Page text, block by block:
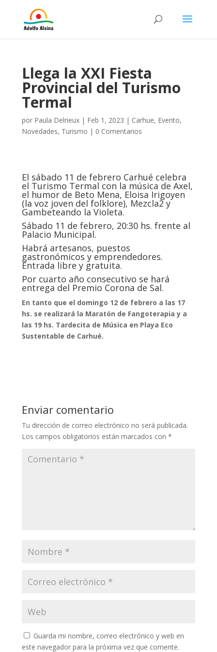
Llega la XXI Fiesta
Provincial del Turismo
Termal
por Paula Delrieux| Feb 1, 2023 | Carhue, Evento,
Novedades, Turismo | 0 Comentarios
El sábado 11 de febrero Carhué celebra
el Turismo Termal con la música de Axel,
el humor de Beto Mena, Eloisa Irigoyen
(la voz joven del folklore), Mezcla2 y
Gambeteando la Violeta.
Sábado 11 de febrero, 20:30 hs. frente al
Palacio Municipal.
Habrá artesanos, puestos
gastronómicos y emprendedores.
Entrada libre y gratuita.
Por cuarto año consecutivo se hará
entrega del Premio Corona de Sal.
En tanto que el domingo 12 de febrero a las 17
hs. se realizará la Maratón de Fangoterapia y a
las 19 hs. Tardecita de Música en Playa Eco
Sustentable de Carhué.
Enviar comentario
Tu dirección de correo electrónico no será publicada.
Los campos obligatorios están marcados con *
Guarda mi nombre, correo electrónico y web en
este navegador para la próxima vez que comente.